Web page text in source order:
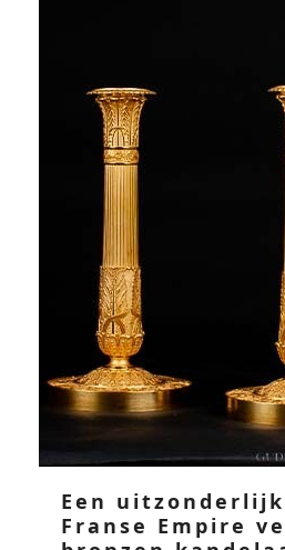
Een
Franse Empire